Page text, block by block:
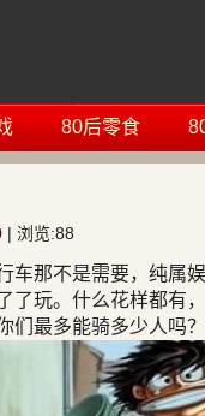
80后零食
| 浏览:88
车那不是需要，纯属
了玩。什么花样都有
们最多能骑多少人吗？